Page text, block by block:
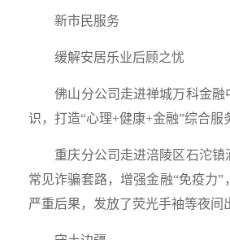
新市民服务
缓解安居乐业后顾之忧
佛山分公司 走进禅城万科金
识， 打造“心理+健康+金融”综合服
重庆分公司 走进涪陵区石沱
常见诈骗套路，增强金融“免疫力”
严重后果，发放了荧光手袖等夜间